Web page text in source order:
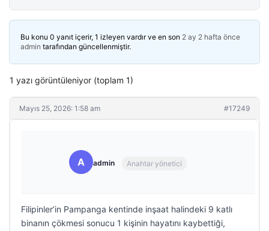
Bu konu 0 yanıt içerir, 1 izleyen vardır ve en son 2 ay 2 hafta önce
admin tarafından güncellenmiştir.
1 yazı görüntüleniyor (toplam 1)
Mayıs 25, 2026: 1:58 am #17249
A admin Anahtar yönetici
Filipinler’in Pampanga kentinde inşaat halindeki 9 katlı
binanın çökmesi sonucu 1 kişinin hayatını kaybettiği,